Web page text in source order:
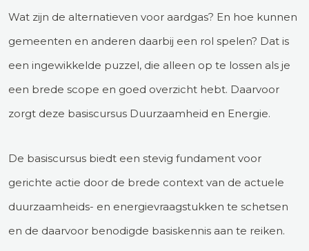
Wat zijn de alternatieven voor aardgas? En hoe kunnen
gemeenten en anderen daarbij een rol spelen? Dat is
een ingewikkelde puzzel, die alleen op te lossen als je
een brede scope en goed overzicht hebt. Daarvoor
zorgt deze basiscursus Duurzaamheid en Energie.
De basiscursus biedt een stevig fundament voor
gerichte actie door de brede context van de actuele
duurzaamheids- en energievraagstukken te schetsen
en de daarvoor benodigde basiskennis aan te reiken.